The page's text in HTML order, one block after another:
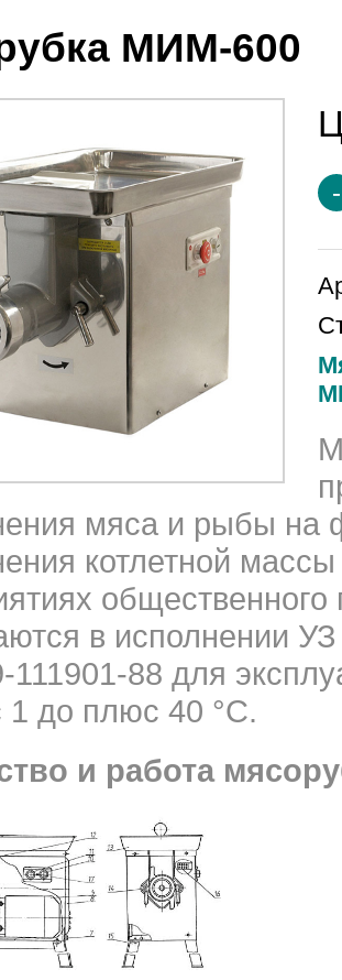
МИМ-600
мяса и рыбы на
котлетной
в исполнении
88 для
1 до плюс 40 °С.
и работа